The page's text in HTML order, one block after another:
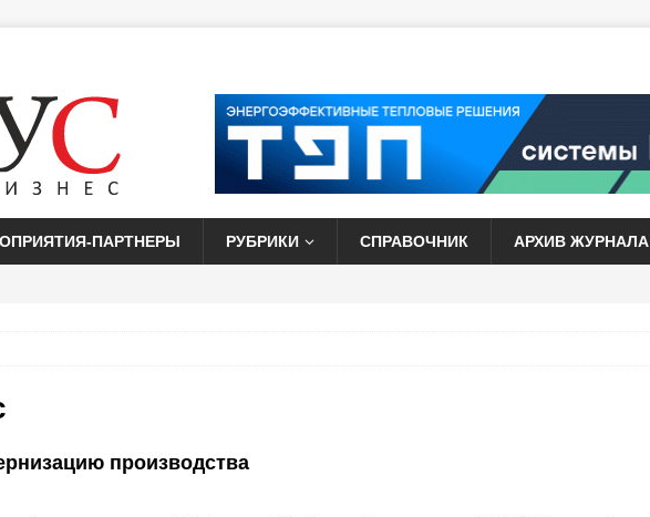
ПАРТНЕРЫ РУБРИКИ СПРАВОЧНИК АРХИВ ЖУРНАЛА
производства